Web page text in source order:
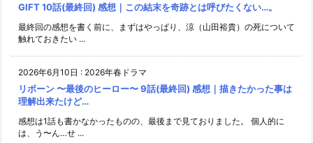
GIFT 10話(最終回) 感想｜この結末を奇跡とは呼びたくない…。
最終回の感想を書く前に、まずはやっぱり、涼（山田裕貴）の死について
触れておきたい ...
2026年6月10日 : 2026年春ドラマ
リボーン 〜最後のヒーロー〜 9話(最終回) 感想｜描きたかった事は
理解出来たけど…
感想は1話も書かなかったものの、最後まで見ておりました。 個人的に
は、う〜ん…せ ...